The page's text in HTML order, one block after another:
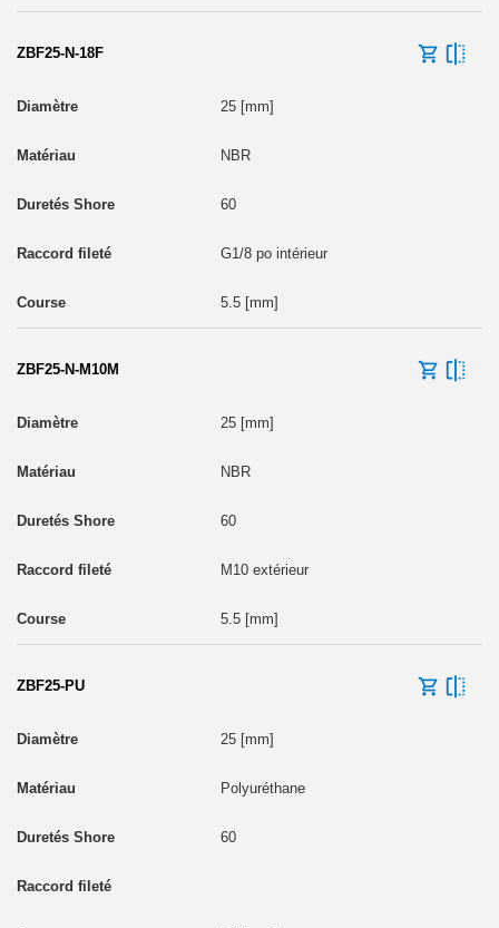
ZBF25-N-18F
25 [mm]
NBR
60
G1/8 po intérieur
5.5 [mm]
ZBF25-N-M10M
25 [mm]
NBR
60
M10 extérieur
5.5 [mm]
ZBF25-PU
25 [mm]
Polyuréthane
60